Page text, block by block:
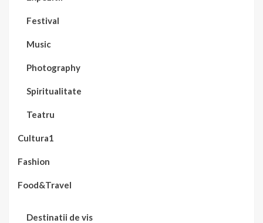
Festival
Music
Photography
Spiritualitate
Teatru
Cultura1
Fashion
Food&Travel
Destinatii de vis